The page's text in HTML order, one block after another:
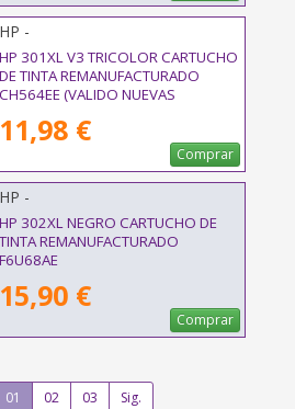
HP -
HP 301XL V3 TRICOLOR CARTUCHO
DE TINTA REMANUFACTURADO
CH564EE (VALIDO NUEVAS
11,98 €
Comprar
HP -
HP 302XL NEGRO CARTUCHO DE
TINTA REMANUFACTURADO
F6U68AE
15,90 €
Comprar
01 02 03 Sig.